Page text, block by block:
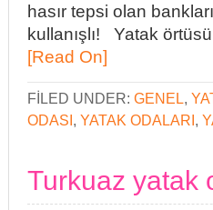
hasır tepsi olan
kullanışlı! Yatak
[Read On]
FILED UNDER: GENEL,
ODASI, YATAK ODALARI,
Turkuaz yatak